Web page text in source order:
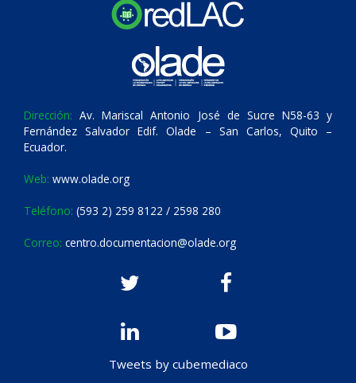
Dirección: Av. Mariscal Antonio José de Sucre N58-63 y
Fernández Salvador Edif. Olade – San Carlos, Quito –
Ecuador.
Web: www.olade.org
Teléfono: (593 2) 259 8122 / 2598 280
Correo: centro.documentacion@olade.org
Tweets by cubemediaco